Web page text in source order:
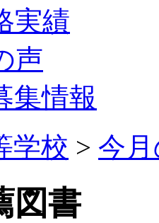
実績
声
情報
学校 > 今
図書